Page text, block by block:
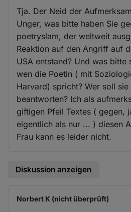
Tja. Der Neid der
Unger, was bitte haben Sie
poetryslam, der weltweit
Reaktion auf den Angriff auf
USA entstand? Und was bitte
wen die Poetin ( mit
Harvard) spricht? Wer soll sie
beantworten? Ich als
giftigen Pfeil Textes ( gegen,
eigentlich als nur ... ) diesen
Frau kann es leider nicht.
Diskussion anzeigen
Norbert K (nicht überprüft)